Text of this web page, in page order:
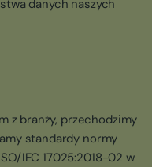
danych naszych
z branży, przechodzimy
standardy normy
IEC 17025:2018-02 w